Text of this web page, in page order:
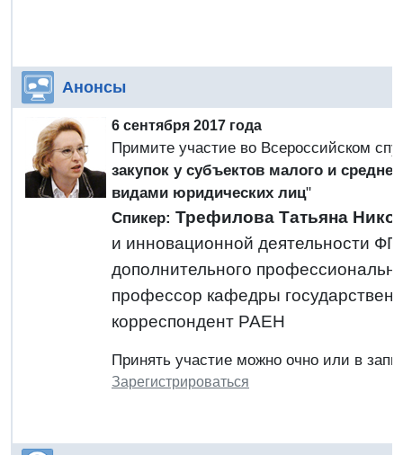
Анонсы
6 сентября 2017 года
Примите участие во Всероссийском
закупок у субъектов малого и
видами юридических лиц"
Спикер: Трефилова Татьяна
и инновационной деятельности
дополнительного
профессор кафедры
корреспондент РАЕН
Принять участие можно очно или в
Зарегистрироваться